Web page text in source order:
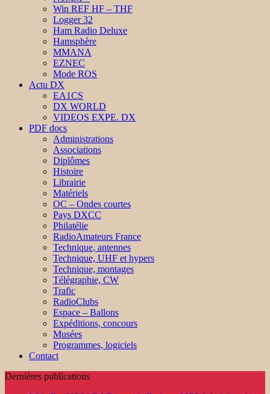
Win REF HF – THF
Logger 32
Ham Radio Deluxe
Hamsphère
MMANA
EZNEC
Mode ROS
Actu DX
EA1CS
DX WORLD
VIDEOS EXPE. DX
PDF docs
Administrations
Associations
Diplômes
Histoire
Librairie
Matériels
OC – Ondes courtes
Pays DXCC
Philatélie
RadioAmateurs France
Technique, antennes
Technique, UHF et hypers
Technique, montages
Télégraphie, CW
Trafic
RadioClubs
Espace – Ballons
Expéditions, concours
Musées
Programmes, logiciels
Contact
Dernières publications